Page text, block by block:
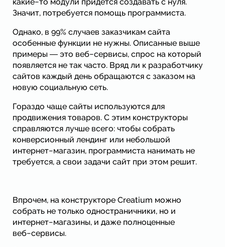
Значит, потребуется помощь программиста.
Однако, в 99% случаев заказчикам сайта
особенные функции не нужны. Описанные выше
примеры ― это веб−сервисы, спрос на который
появляется не так часто. Вряд ли к разработчику
сайтов каждый день обращаются с заказом на
новую социальную сеть.
Гораздо чаще сайты используются для
продвижения товаров. С этим конструкторы
справляются лучше всего: чтобы собрать
конверсионный лендинг или небольшой
интернет−магазин, программиста нанимать не
требуется, а свои задачи сайт при этом решит.
Впрочем, на конструкторе Creatium можно
собрать не только одностраничники, но и
интернет−магазины, и даже полноценные
веб−сервисы.